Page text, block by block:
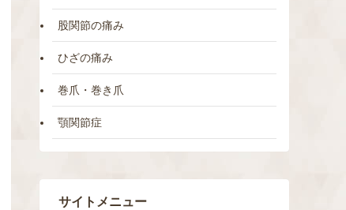
股関節の痛み
ひざの痛み
巻爪・巻き爪
顎関節症
サイトメニュー